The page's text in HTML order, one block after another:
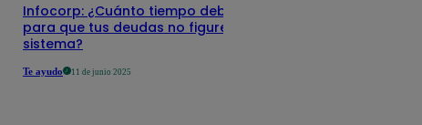
Infocorp: ¿Cuánto tiempo debe pasar
para que tus deudas no figuren en su
sistema?
Te ayudo 11 de junio 2025